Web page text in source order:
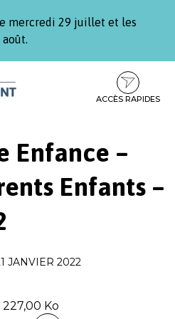
mercredi 29 juillet et les
ACCÈS RAPIDES
Enfance –
Enfants –
JANVIER 2022
Ko